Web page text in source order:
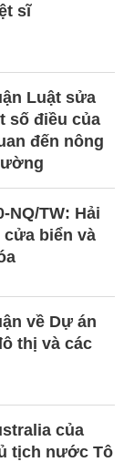
sĩ
Luật sửa
số điều của
đến nông
NQ/TW: Hải
cửa biển và
về Dự án
thị và các
của
tịch nước Tô